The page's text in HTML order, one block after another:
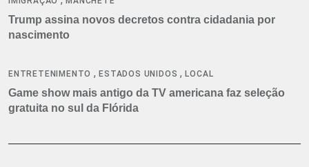
Trump assina novos decretos contra cidadania por
nascimento
ENTRETENIMENTO ,ESTADOS UNIDOS ,LOCAL
Game show mais antigo da TV americana faz seleção
gratuita no sul da Flórida